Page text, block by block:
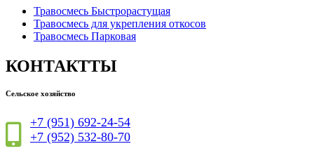
Травосмесь Быстрорастущая
Травосмесь для укрепления откосов
Травосмесь Парковая
КОНТАКТТЫ
Сельское хозяйство
+7 (951) 692-24-54
+7 (952) 532-80-70